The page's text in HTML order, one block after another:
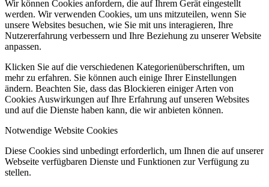
Wir können Cookies anfordern, die auf Ihrem Gerät eingestellt
werden. Wir verwenden Cookies, um uns mitzuteilen, wenn Sie
unsere Websites besuchen, wie Sie mit uns interagieren, Ihre
Nutzererfahrung verbessern und Ihre Beziehung zu unserer Website
anpassen.
Klicken Sie auf die verschiedenen Kategorienüberschriften, um
mehr zu erfahren. Sie können auch einige Ihrer Einstellungen
ändern. Beachten Sie, dass das Blockieren einiger Arten von
Cookies Auswirkungen auf Ihre Erfahrung auf unseren Websites
und auf die Dienste haben kann, die wir anbieten können.
Notwendige Website Cookies
Diese Cookies sind unbedingt erforderlich, um Ihnen die auf unserer
Webseite verfügbaren Dienste und Funktionen zur Verfügung zu
stellen.